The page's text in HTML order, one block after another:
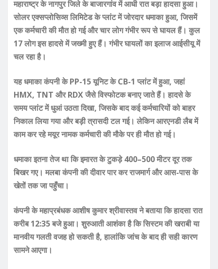
महाराष्ट्र के नागपुर जिले के बाजारगांव में आधी रात बड़ा हादसा हुआ।
सोलर एक्सप्लोसिव्स लिमिटेड के प्लांट में जोरदार धमाका हुआ, जिसमें
एक कर्मचारी की मौत हो गई और चार लोग गंभीर रूप से घायल हैं। कुल
17 लोग इस हादसे में जख्मी हुए हैं। गंभीर घायलों का इलाज आईसीयू में
चल रहा है।
यह धमाका कंपनी के PP-15 यूनिट के CB-1 प्लांट में हुआ, जहां
HMX, TNT और RDX जैसे विस्फोटक बनाए जाते हैं। हादसे के
समय प्लांट में धुआं उठता दिखा, जिसके बाद कई कर्मचारियों को बाहर
निकाल लिया गया और बड़ी त्रासदी टल गई। लेकिन आरएनडी लैब में
काम कर रहे मयूर नामक कर्मचारी की मौके पर ही मौत हो गई।
धमाका इतना तेज था कि इमारत के टुकड़े 400–500 मीटर दूर तक
बिखर गए। मलबा कंपनी की दीवार पार कर राजमार्ग और आस-पास के
खेतों तक जा पहुँचा।
कंपनी के महाप्रबंधक आशीष कुमार श्रीवास्तव ने बताया कि हादसा रात
करीब 12:35 बजे हुआ। शुरुआती आशंका है कि सिस्टम की खराबी या
मानवीय गलती वजह हो सकती है, हालांकि जांच के बाद ही सही कारण
सामने आएगा।